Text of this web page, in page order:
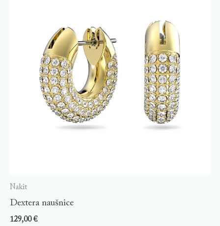
Nakit
Dextera naušnice
129,00€